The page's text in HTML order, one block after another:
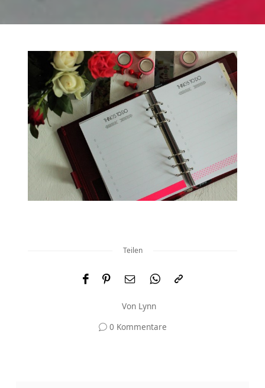
Teilen
Von Lynn
0 Kommentare